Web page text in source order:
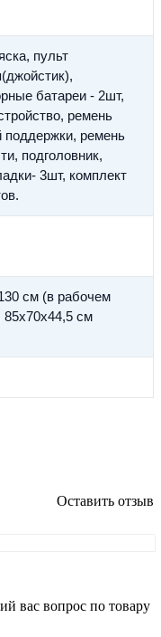
пульт
батареи - 2шт,
ремень
поддержки, ремень
подголовник,
3шт, комплект
см (в рабочем
85х70х44,5 см
Оставить отзыв
вас вопрос по товару